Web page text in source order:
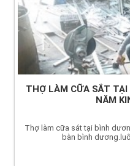
THỢ LÀM CỮA SẮT
NĂM
Thợ làm cữa sát tại bình
bàn bình